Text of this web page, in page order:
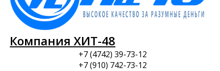
Компания ХИТ-48
+7 (4742) 39-73-12
+7 (910) 742-73-12